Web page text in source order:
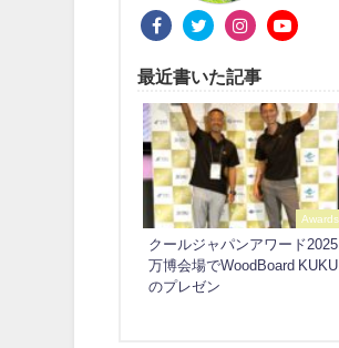
最近書いた記事
Awards
クールジャパンアワード2025
万博会場でWoodBoard KUKU
のプレゼン